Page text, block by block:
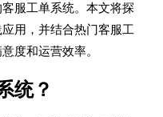
服工单系统。本文将探
用，并结合热门客服工
度和运营效率。
统？